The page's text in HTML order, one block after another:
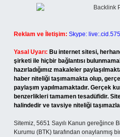
Reklam ve İletişim: Skype:
Yasal Uyarı: Bu internet sitesi,
şirketi ile hiçbir bağlantısı
hazırladığımız makaleler
haber niteliği taşımamakta olup,
paylaşım yapılmamaktadır. Gerçek
benzerlikleri tamamen tesadüfidir.
halindedir ve tavsiye niteliği
Sitemiz, 5651 Sayılı Kanun gereğince
Kurumu (BTK) tarafından onaylanmış